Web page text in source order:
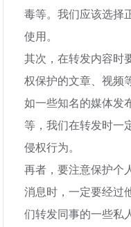
毒等。我们应该选择
使用。
其次，在转发内容时
权保护的文章、视频
如一些知名的媒体发
等，我们在转发时一
侵权行为。
再者，要注意保护个
消息时，一定要经过
们转发同事的一些私